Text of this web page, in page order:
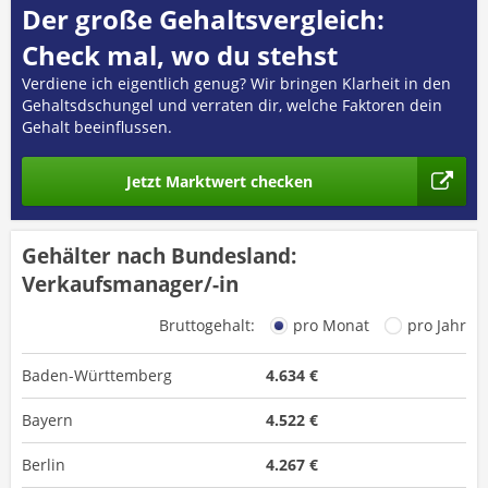
Der große Gehaltsvergleich:
Check mal, wo du stehst
Verdiene ich eigentlich genug? Wir bringen Klarheit in den
Gehaltsdschungel und verraten dir, welche Faktoren dein
Gehalt beeinflussen.
Jetzt Marktwert checken
Gehälter nach Bundesland:
Verkaufsmanager/-in
Bruttogehalt: pro Monat pro Jahr
Baden-Württemberg 4.634 €
Bayern 4.522 €
Berlin 4.267 €